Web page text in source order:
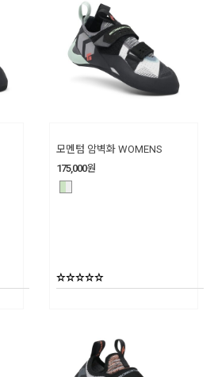
모멘텀 암벽화 WOMENS
175,000원